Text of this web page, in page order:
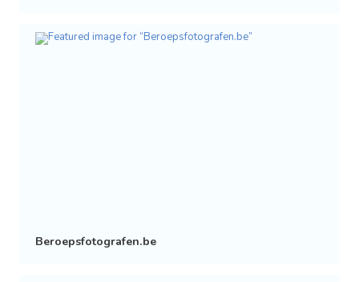
Beroepsfotografen.be